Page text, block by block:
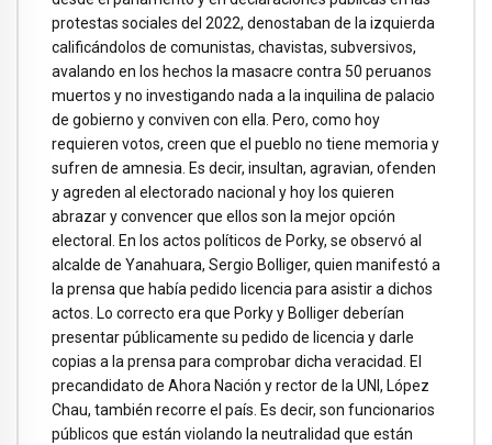
protestas sociales del 2022, denostaban de la izquierda
calificándolos de comunistas, chavistas, subversivos,
avalando en los hechos la masacre contra 50 peruanos
muertos y no investigando nada a la inquilina de palacio
de gobierno y conviven con ella. Pero, como hoy
requieren votos, creen que el pueblo no tiene memoria y
sufren de amnesia. Es decir, insultan, agravian, ofenden
y agreden al electorado nacional y hoy los quieren
abrazar y convencer que ellos son la mejor opción
electoral. En los actos políticos de Porky, se observó al
alcalde de Yanahuara, Sergio Bolliger, quien manifestó a
la prensa que había pedido licencia para asistir a dichos
actos. Lo correcto era que Porky y Bolliger deberían
presentar públicamente su pedido de licencia y darle
copias a la prensa para comprobar dicha veracidad. El
precandidato de Ahora Nación y rector de la UNI, López
Chau, también recorre el país. Es decir, son funcionarios
públicos que están violando la neutralidad que están